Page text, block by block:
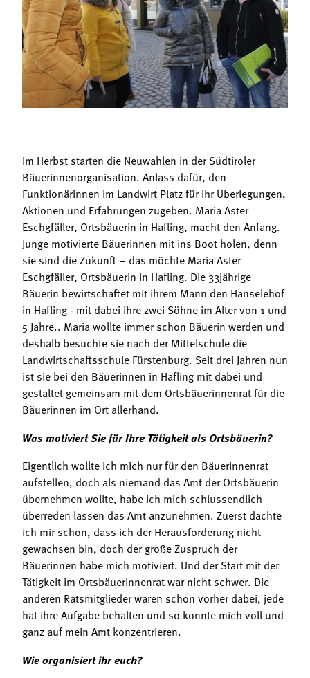
Mitgliedschaft
Landessekretariat
Bäuerliche Buffets
Hofgeschichten
Im Herbst starten die Neuwahlen in der Südtiroler
Bäuerinnenorganisation. Anlass dafür, den
Funktionärinnen im Landwirt Platz für ihr Überlegungen,
Aktionen und Erfahrungen zugeben. Maria Aster
Eschgfäller, Ortsbäuerin in Hafling, macht den Anfang.
Junge motivierte Bäuerinnen mit ins Boot holen, denn
sie sind die Zukunft – das möchte Maria Aster
Eschgfäller, Ortsbäuerin in Hafling. Die 33jährige
Bäuerin bewirtschaftet mit ihrem Mann den Hanselehof
in Hafling - mit dabei ihre zwei Söhne im Alter von 1 und
5 Jahre.. Maria wollte immer schon Bäuerin werden und
deshalb besuchte sie nach der Mittelschule die
Landwirtschaftsschule Fürstenburg. Seit drei Jahren nun
ist sie bei den Bäuerinnen in Hafling mit dabei und
gestaltet gemeinsam mit dem Ortsbäuerinnenrat für die
Bäuerinnen im Ort allerhand.
Was motiviert Sie für Ihre Tätigkeit als Ortsbäuerin?
Eigentlich wollte ich mich nur für den Bäuerinnenrat
aufstellen, doch als niemand das Amt der Ortsbäuerin
übernehmen wollte, habe ich mich schlussendlich
überreden lassen das Amt anzunehmen. Zuerst dachte
ich mir schon, dass ich der Herausforderung nicht
gewachsen bin, doch der große Zuspruch der
Bäuerinnen habe mich motiviert. Und der Start mit der
Tätigkeit im Ortsbäuerinnenrat war nicht schwer. Die
anderen Ratsmitglieder waren schon vorher dabei, jede
hat ihre Aufgabe behalten und so konnte mich voll und
ganz auf mein Amt konzentrieren.
Wie organisiert ihr euch?